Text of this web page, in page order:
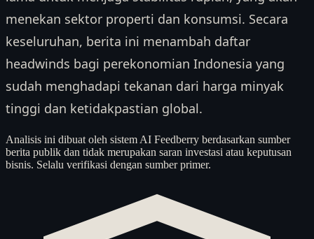
menekan sektor properti dan konsumsi. Secara
keseluruhan, berita ini menambah daftar
headwinds bagi perekonomian Indonesia yang
sudah menghadapi tekanan dari harga minyak
tinggi dan ketidakpastian global.
Analisis ini dibuat oleh sistem AI Feedberry berdasarkan sumber
berita publik dan tidak merupakan saran investasi atau keputusan
bisnis. Selalu verifikasi dengan sumber primer.